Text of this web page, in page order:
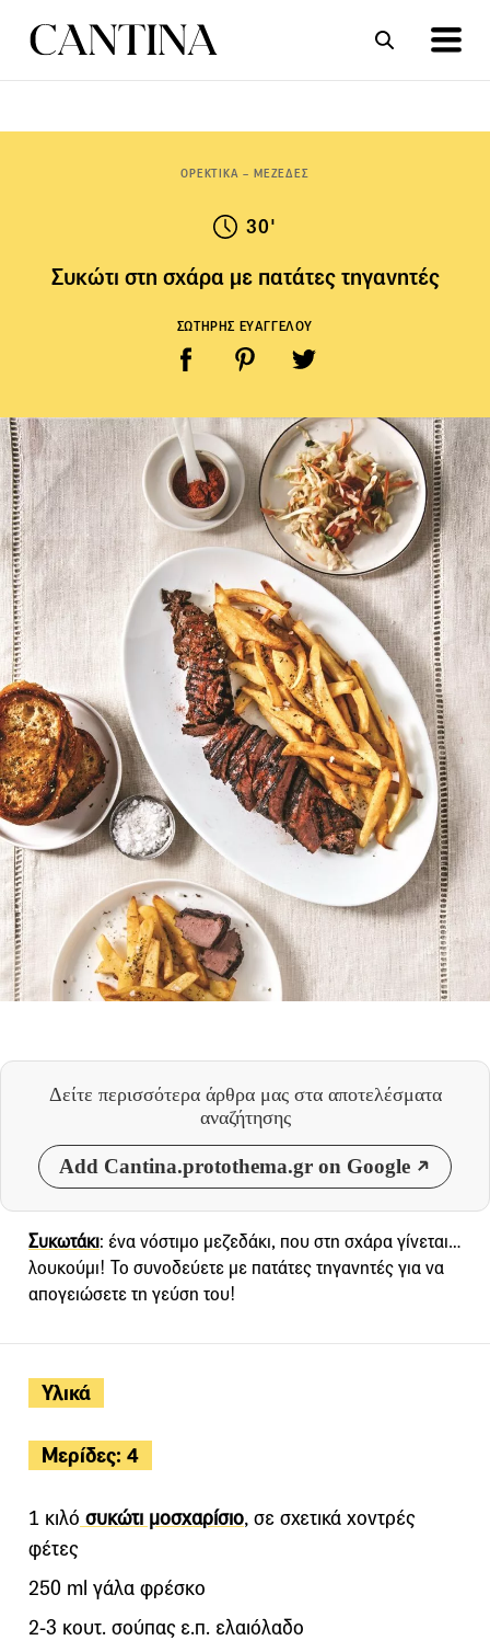
ΟΡΕΚΤΙΚΑ – ΜΕΖΕΔΕΣ
30'
Συκώτι στη σχάρα με πατάτες τηγανητές
ΣΩΤΗΡΗΣ ΕΥΑΓΓΕΛΟΥ
Δείτε περισσότερα άρθρα μας στα αποτελέσματα
αναζήτησης
Add Cantina.protothema.gr on Google
Υλικά
Μερίδες: 4
1 κιλό συκώτι μοσχαρίσιο, σε σχετικά χοντρές
φέτες
250 ml γάλα φρέσκο
2-3 κουτ. σούπας ε.π. ελαιόλαδο
Συκωτάκι: ένα νόστιμο μεζεδάκι, που στη σχάρα γίνεται…
λουκούμι! Το συνοδεύετε με πατάτες τηγανητές για να
απογειώσετε τη γεύση του!